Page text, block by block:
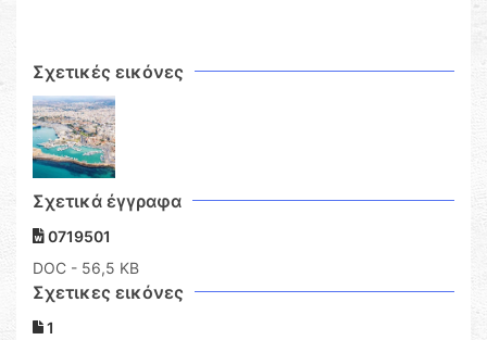
Σχετικές εικόνες
Σχετικά έγγραφα
0719501
DOC - 56,5 KB
Σχετικες εικόνες
1